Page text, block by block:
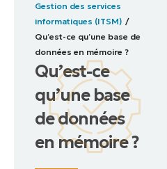
Gestion des services
informatiques (ITSM)
Qu’est-ce qu’une base de
données en mémoire ?
Qu’est-ce
qu’une base
de données
en mémoire ?